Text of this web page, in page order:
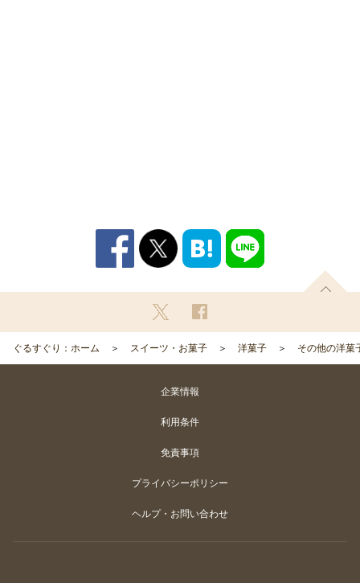
ぐるすぐり：ホーム スイーツ・お菓子 洋菓子 その他の洋菓
企業情報
利用条件
免責事項
プライバシーポリシー
ヘルプ・お問い合わせ